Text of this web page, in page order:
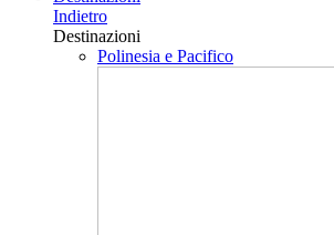
Indietro
Destinazioni
Polinesia e Pacifico